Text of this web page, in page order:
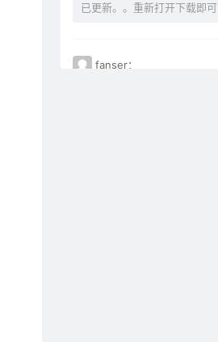
已更新。。重新打开下载即可
fanser：